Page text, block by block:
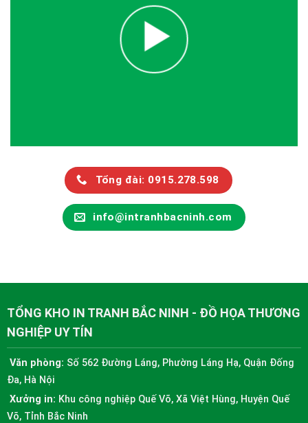
Tổng đài: 0915.278.598
info@intranhbacninh.com
TỔNG KHO IN TRANH BẮC NINH - ĐỒ HỌA THƯƠNG
NGHIỆP UY TÍN
Văn phòng: Số 562 Đường Láng, Phường Láng Hạ, Quận Đống
Đa, Hà Nội
Xưởng in: Khu công nghiệp Quế Võ, Xã Việt Hùng, Huyện Quế
Võ, Tỉnh Bắc Ninh